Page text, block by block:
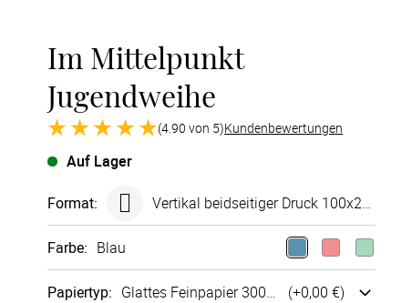
per Post zusenden.
Im Mittelpunkt
Jugendweihe
(4.90 von 5)Kundenbewertungen
Auf Lager
Format: Vertikal beidseitiger Druck 100x210 mm
Farbe: Blau
Papiertyp: Glattes Fein­papier 300g/m² (+0,00 €)